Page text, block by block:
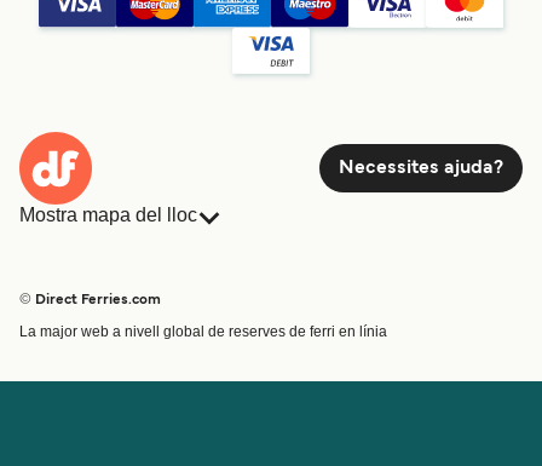
Necessites ajuda?
Mostra mapa del lloc
Països
© Direct Ferries.com
La major web a nivell global de reserves de ferri en línia